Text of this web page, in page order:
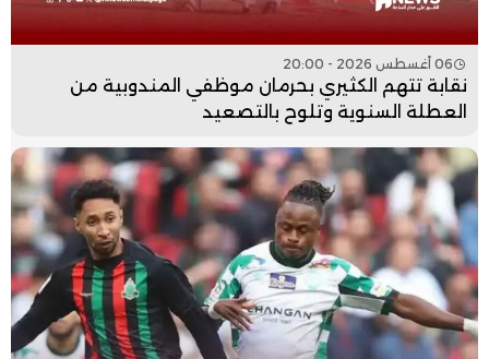
06 أغسطس 2026 - 20:00
نقابة تتهم الكثيري بحرمان موظفي المندوبية من
العطلة السنوية وتلوح بالتصعيد